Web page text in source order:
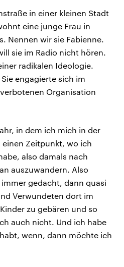
in einer kleinen Stadt
eine junge Frau in
Nennen wir sie Fabienne.
sie im Radio nicht hören.
radikalen Ideologie.
engagierte sich im
Organisation
in dem ich mich in der
Zeitpunkt, wo ich
also damals nach
auszuwandern. Also
gedacht, dann quasi
Verwundeten dort im
zu gebären und so
auch nicht. Und ich habe
wenn, dann möchte ich